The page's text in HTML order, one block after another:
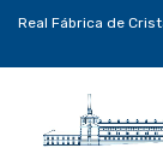
Real Fábrica de